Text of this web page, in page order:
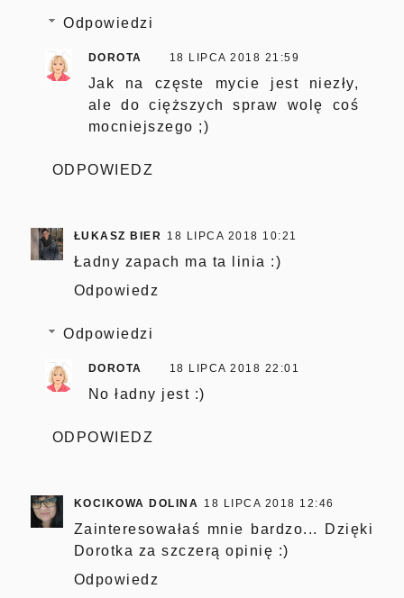
Odpowiedzi
DOROTA 18 LIPCA 2018 21:59
Jak na częste mycie jest niezły,
ale do cięższych spraw wolę coś
mocniejszego ;)
ODPOWIEDZ
ŁUKASZ BIER 18 LIPCA 2018 10:21
Ładny zapach ma ta linia :)
Odpowiedz
Odpowiedzi
DOROTA 18 LIPCA 2018 22:01
No ładny jest :)
ODPOWIEDZ
KOCIKOWA DOLINA 18 LIPCA 2018 12:46
Zainteresowałaś mnie bardzo... Dzięki
Dorotka za szczerą opinię :)
Odpowiedz